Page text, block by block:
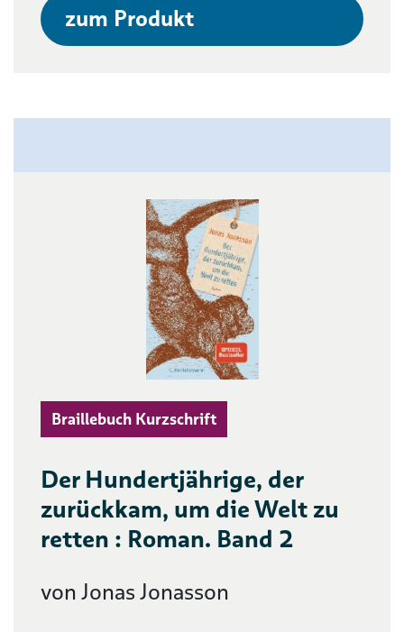
zum Produkt
Braillebuch Kurzschrift
Der Hundertjährige, der
zurückkam, um die Welt zu
retten : Roman. Band 2
von Jonas Jonasson